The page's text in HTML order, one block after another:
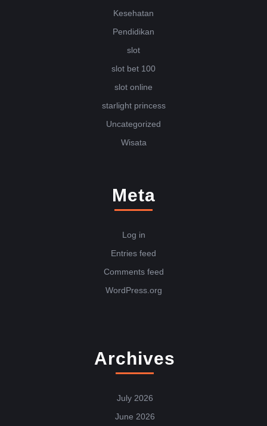
Kesehatan
Pendidikan
slot
slot bet 100
slot online
starlight princess
Uncategorized
Wisata
Meta
Log in
Entries feed
Comments feed
WordPress.org
Archives
July 2026
June 2026